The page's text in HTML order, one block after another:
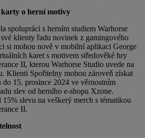
karty o herní motivy
spolupráci s herním studiem Warhorse
klienty řadu novinek z gamingového
si mohou nově v mobilní aplikaci George
karet s motivem středověké hry
II, kterou Warhorse Studio uvede na
Klienti Spořitelny mohou zároveň získat
15. prosince 2024 ve věrnostním
slev od herního e-shopu Xzone.
slevu na veškerý merch s tématikou
II.